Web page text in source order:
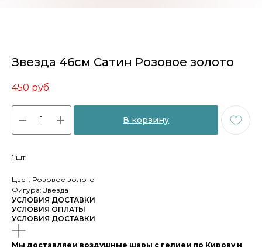
Звезда 46см Сатин Розовое золото
450 руб.
В корзину
1 шт.
Цвет: Розовое золото
Фигура: Звезда
УСЛОВИЯ ДОСТАВКИ
УСЛОВИЯ ОПЛАТЫ
УСЛОВИЯ ДОСТАВКИ
Мы доставляем воздушные шары с гелием по Кирову и